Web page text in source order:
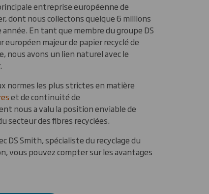
entreprise européenne de
dont nous collectons quelque 6 millions
En tant que membre du groupe DS
majeur de papier recyclé de
nous avons un lien naturel avec le
normes les plus strictes en matière
et de continuité de
nous a valu la position enviable de
secteur des fibres recyclées.
DS Smith, spécialiste du recyclage du
vous pouvez compter sur les avantages